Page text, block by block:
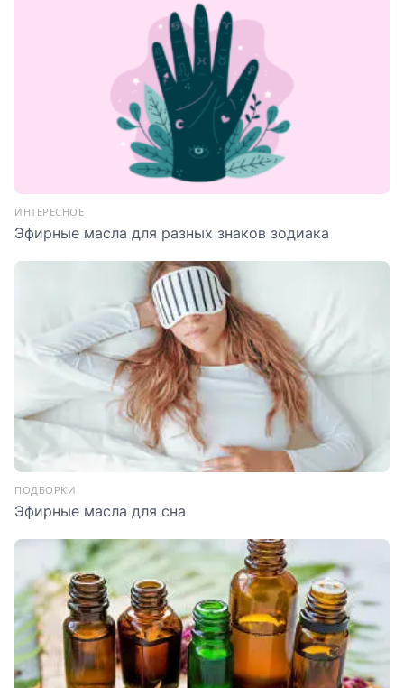
ИНТЕРЕСНОЕ
Эфирные масла для разных знаков зодиака
ПОДБОРКИ
Эфирные масла для сна